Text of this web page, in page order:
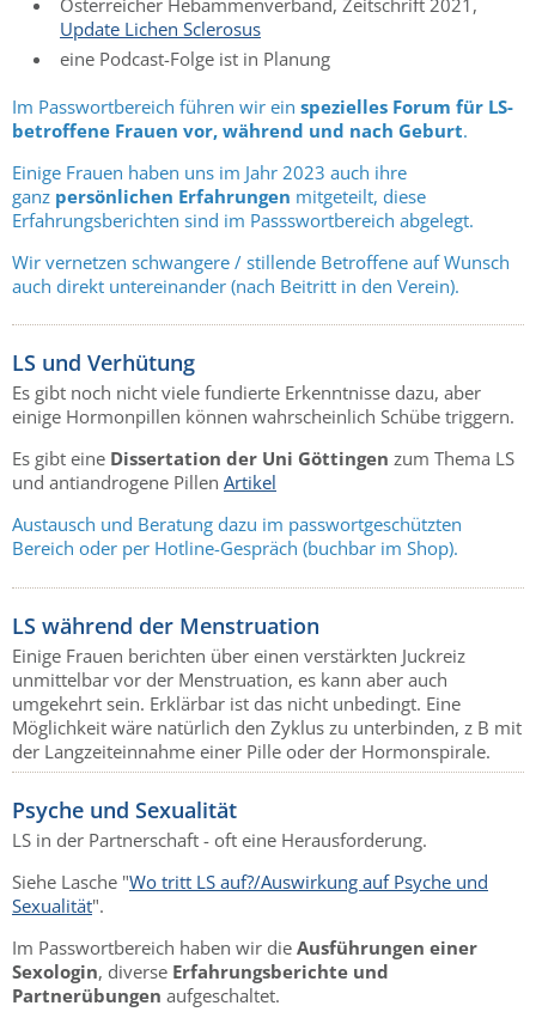
Update Lichen Sclerosus
eine Podcast-Folge ist in Planung
Im Passwortbereich führen wir ein spezielles Forum für LS-
betroffene Frauen vor, während und nach Geburt.
Einige Frauen haben uns im Jahr 2023 auch ihre
ganz persönlichen Erfahrungen mitgeteilt, diese
Erfahrungsberichten sind im Passswortbereich abgelegt.
Wir vernetzen schwangere / stillende Betroffene auf Wunsch
auch direkt untereinander (nach Beitritt in den Verein).
LS und Verhütung
Es gibt noch nicht viele fundierte Erkenntnisse dazu, aber
einige Hormonpillen können wahrscheinlich Schübe triggern.
Es gibt eine Dissertation der Uni Göttingen zum Thema LS
und antiandrogene Pillen Artikel
Austausch und Beratung dazu im passwortgeschützten
Bereich oder per Hotline-Gespräch (buchbar im Shop).
LS während der Menstruation
Einige Frauen berichten über einen verstärkten Juckreiz
unmittelbar vor der Menstruation, es kann aber auch
umgekehrt sein. Erklärbar ist das nicht unbedingt. Eine
Möglichkeit wäre natürlich den Zyklus zu unterbinden, z B mit
der Langzeiteinnahme einer Pille oder der Hormonspirale.
Psyche und Sexualität
LS in der Partnerschaft - oft eine Herausforderung.
Siehe Lasche "Wo tritt LS auf?/Auswirkung auf Psyche und
Sexualität".
Im Passwortbereich haben wir die Ausführungen einer
Sexologin, diverse Erfahrungsberichte und
Partnerübungen aufgeschaltet.